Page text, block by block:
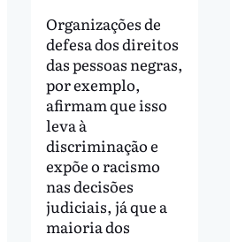
Organizações de
defesa dos direitos
das pessoas negras,
por exemplo,
afirmam que isso
leva à
discriminação e
expõe o racismo
nas decisões
judiciais, já que a
maioria dos